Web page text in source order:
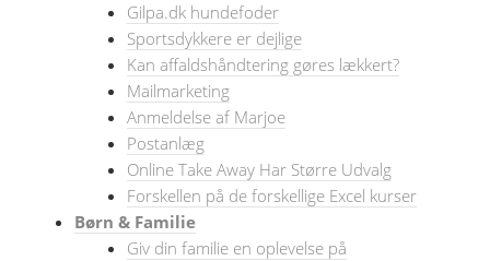
Gilpa.dk hundefoder
Sportsdykkere er dejlige
Kan affaldshåndtering gøres lækkert?
Mailmarketing
Anmeldelse af Marjoe
Postanlæg
Online Take Away Har Større Udvalg
Forskellen på de forskellige Excel kurser
Børn & Familie
Giv din familie en oplevelse på